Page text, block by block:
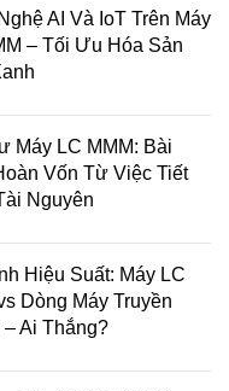
AI Và IoT Trên Máy
– Tối Ưu Hóa Sản
Máy LC MMM: Bài
Vốn Từ Việc Tiết
Nguyên
Hiệu Suất: Máy LC
Dòng Máy Truyền
Ai Thắng?